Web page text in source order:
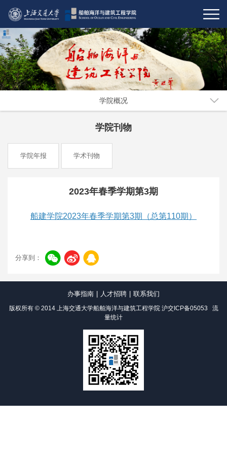
学院概况
学院刊物
学院年报 学术刊物
2023年春季学期第3期
船建学院2023年春季学期第3期（总第110期）
分享到：
办事指南 | 人才招聘 | 联系我们
版权所有 © 2014 上海交通大学船舶海洋与建筑工程学院 沪交ICP备05053
流
量统计